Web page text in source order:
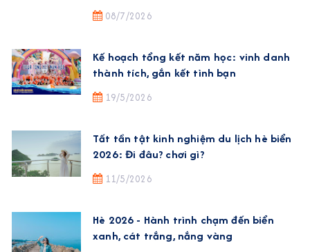
08/7/2026
Kế hoạch tổng kết năm học: vinh danh
thành tích, gắn kết tình bạn
19/5/2026
Tất tần tật kinh nghiệm du lịch hè biển
2026: Đi đâu? chơi gì?
11/5/2026
Hè 2026 - Hành trình chạm đến biển
xanh, cát trắng, nắng vàng